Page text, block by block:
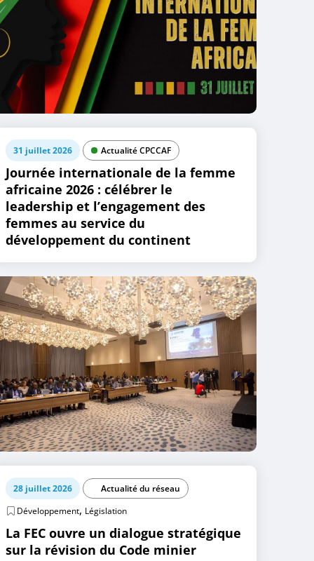
31 juillet 2026 Actualité CPCCAF
Journée internationale de la femme
africaine 2026 : célébrer le
leadership et l’engagement des
femmes au service du
développement du continent
28 juillet 2026
Actualité du réseau
Développement, Législation
La FEC ouvre un dialogue stratégique
sur la révision du Code minier